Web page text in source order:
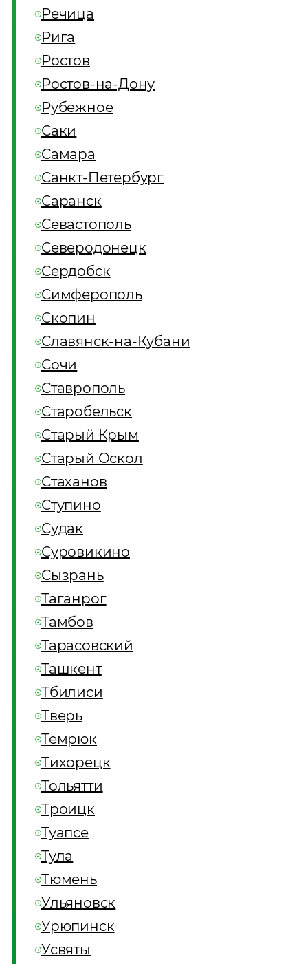
Речица
Рига
Ростов
Ростов-на-Дону
Рубежное
Саки
Самара
Санкт-Петербург
Саранск
Севастополь
Северодонецк
Сердобск
Симферополь
Скопин
Славянск-на-Кубани
Сочи
Ставрополь
Старобельск
Старый Крым
Старый Оскол
Стаханов
Ступино
Судак
Суровикино
Сызрань
Таганрог
Тамбов
Тарасовский
Ташкент
Тбилиси
Тверь
Темрюк
Тихорецк
Тольятти
Троицк
Туапсе
Тула
Тюмень
Ульяновск
Урюпинск
Усвяты